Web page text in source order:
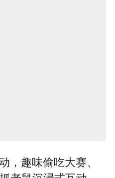
，趣味偷吃大赛、